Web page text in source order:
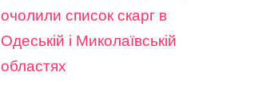
очолили список скарг в
Одеській і Миколаївській
областях